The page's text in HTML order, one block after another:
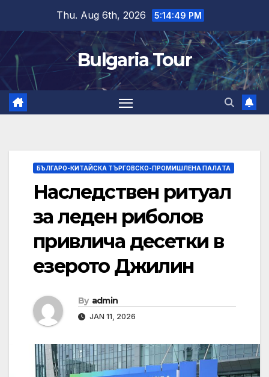
content
Thu. Aug 6th, 2026 5:14:50 PM
Bulgaria Tour
БЪЛГАРО-КИТАЙСКА ТЪРГОВСКО-ПРОМИШЛЕНА ПАЛAТА
Наследствен ритуал
за леден риболов
привлича десетки в
езерото Джилин
By admin
JAN 11, 2026